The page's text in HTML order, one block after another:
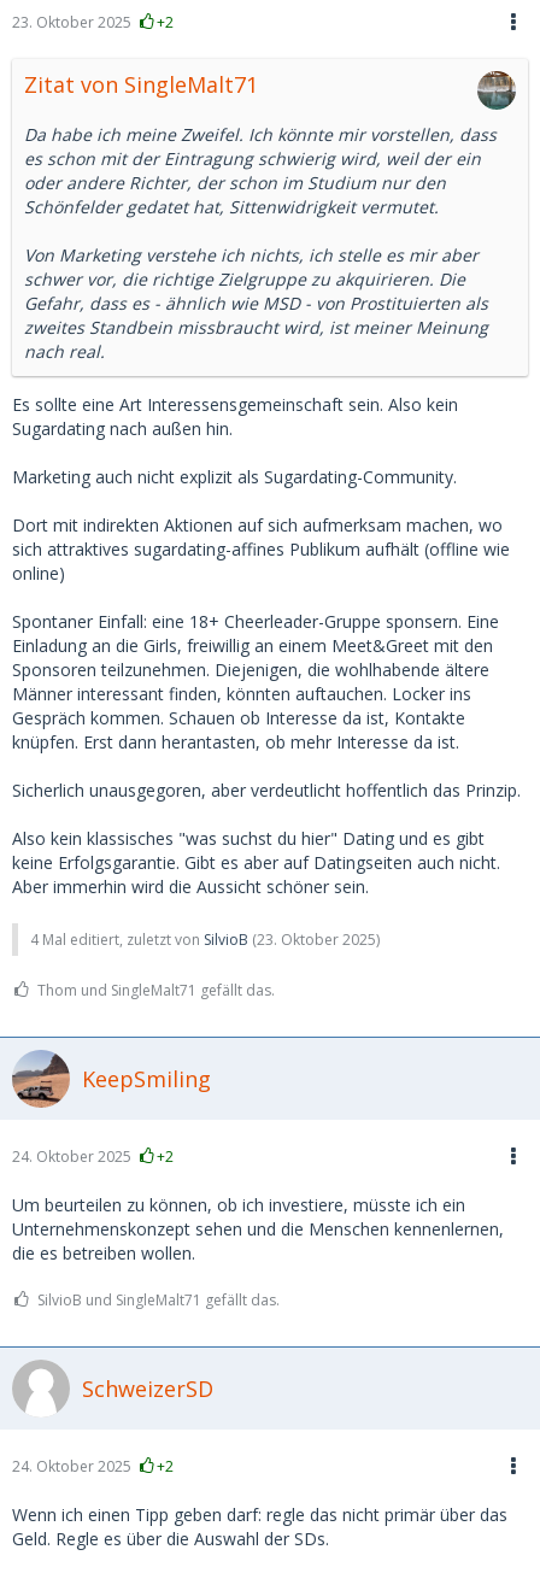
23. Oktober 2025 +2
Zitat von SingleMalt71
Da habe ich meine Zweifel. Ich könnte mir vorstellen, dass
es schon mit der Eintragung schwierig wird, weil der ein
oder andere Richter, der schon im Studium nur den
Schönfelder gedatet hat, Sittenwidrigkeit vermutet.
Von Marketing verstehe ich nichts, ich stelle es mir aber
schwer vor, die richtige Zielgruppe zu akquirieren. Die
Gefahr, dass es - ähnlich wie MSD - von Prostituierten als
zweites Standbein missbraucht wird, ist meiner Meinung
nach real.
Es sollte eine Art Interessensgemeinschaft sein. Also kein
Sugardating nach außen hin.
Marketing auch nicht explizit als Sugardating-Community.
Dort mit indirekten Aktionen auf sich aufmerksam machen, wo
sich attraktives sugardating-affines Publikum aufhält (offline wie
online)
Spontaner Einfall: eine 18+ Cheerleader-Gruppe sponsern. Eine
Einladung an die Girls, freiwillig an einem Meet&Greet mit den
Sponsoren teilzunehmen. Diejenigen, die wohlhabende ältere
Männer interessant finden, könnten auftauchen. Locker ins
Gespräch kommen. Schauen ob Interesse da ist, Kontakte
knüpfen. Erst dann herantasten, ob mehr Interesse da ist.
Sicherlich unausgegoren, aber verdeutlicht hoffentlich das Prinzip.
Also kein klassisches "was suchst du hier" Dating und es gibt
keine Erfolgsgarantie. Gibt es aber auf Datingseiten auch nicht.
Aber immerhin wird die Aussicht schöner sein.
4 Mal editiert, zuletzt von SilvioB (23. Oktober 2025)
Thom und SingleMalt71 gefällt das.
KeepSmiling
24. Oktober 2025 +2
Um beurteilen zu können, ob ich investiere, müsste ich ein
Unternehmenskonzept sehen und die Menschen kennenlernen,
die es betreiben wollen.
SilvioB und SingleMalt71 gefällt das.
SchweizerSD
24. Oktober 2025 +2
Wenn ich einen Tipp geben darf: regle das nicht primär über das
Geld. Regle es über die Auswahl der SDs.